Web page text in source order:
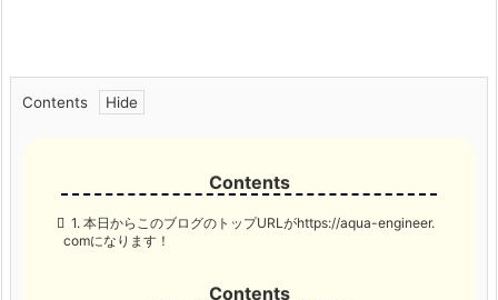
Contents
1. 本日からこのブログのトップURLがhttps://aqua-engineer.
comになります！